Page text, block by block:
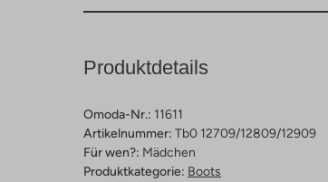
Produktdetails
Omoda-Nr.: 11611
Artikelnummer: Tb0 12709/12809/12909
Für wen?: Mädchen
Produktkategorie: Boots